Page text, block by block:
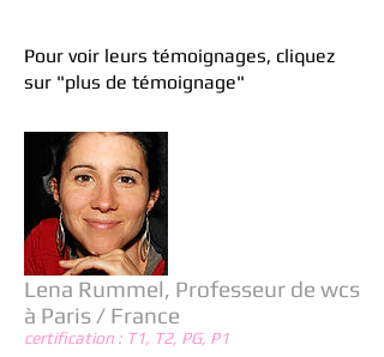
Pour voir leurs témoignages, cliquez
sur "plus de témoignage"
Lena Rummel, Professeur de wcs
à Paris / France
certification : T1, T2, PG, P1